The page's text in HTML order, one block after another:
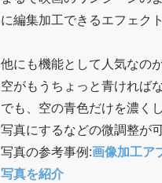
に編集加工できるエフェク
他にも機能として人気なのが
空がもうちょっと青ければ
でも、空の青色だけを濃く
写真にするなどの微調整が可
写真の参考事例:画像加工ア
写真を紹介